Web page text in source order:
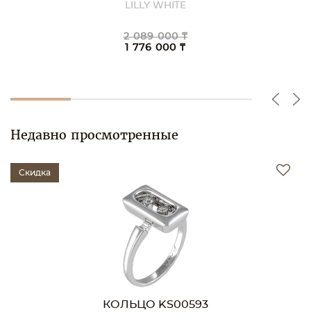
LILLY WHITE
2 089 000 ₸
1 776 000 ₸
Недавно просмотренные
Скидка
КОЛЬЦО KS00593